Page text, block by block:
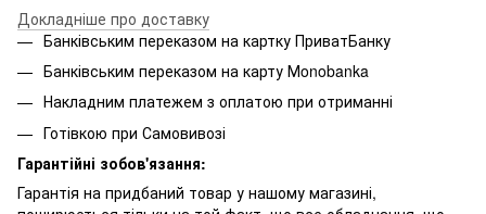
Докладніше про доставку
Банківським переказом на картку ПриватБанку
Банківським переказом на карту Мonobanka
Накладним платежем з оплатою при отриманні
Готівкою при Самовивозі
Гарантійні зобов'язання:
Гарантія на придбаний товар у нашому магазині,